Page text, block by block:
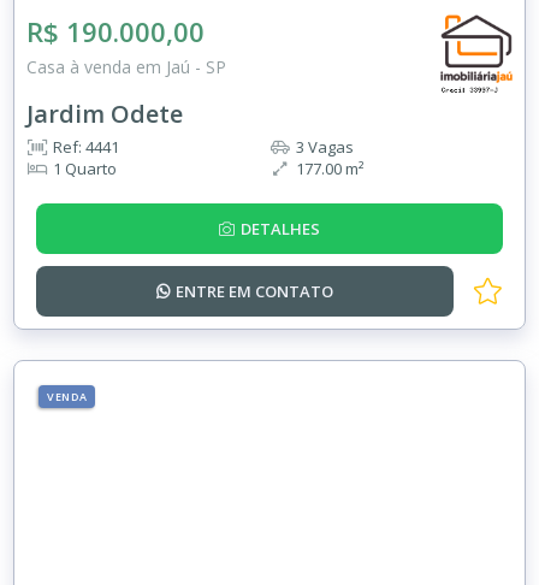
R$ 190.000,00
Casa à venda em Jaú - SP
Jardim Odete
Ref: 4441
1 Quarto
3 Vagas
177.00 m²
DETALHES
ENTRE EM CONTATO
VENDA